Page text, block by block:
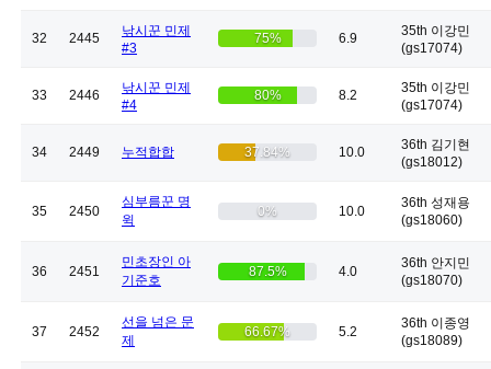
32 2445
낚시꾼 민제
#3
75% 6.9
35th 이강민
(gs17074)
33 2446
낚시꾼 민제
#4
80% 8.2
35th 이강민
(gs17074)
34 2449 누적합합 37.84% 10.0
36th 김기현
(gs18012)
35 2450
심부름꾼 명
윅
0% 10.0
36th 성재용
(gs18060)
36 2451
민초장인 아
기준호
87.5% 4.0
36th 안지민
(gs18070)
37 2452
선을 넘은 문
제
66.67% 5.2
36th 이종영
(gs18089)